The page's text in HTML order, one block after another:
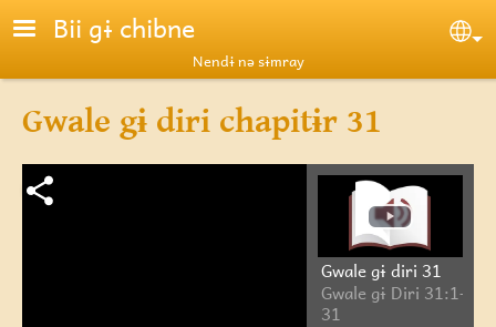
Skip to main content
Bii gɨ chibne
Nendɨ nə sɨmray
Gwale gɨ diri chapitɨr 31
Gwale gɨ diri 31
Gwale gɨ Diri 31:1-
31